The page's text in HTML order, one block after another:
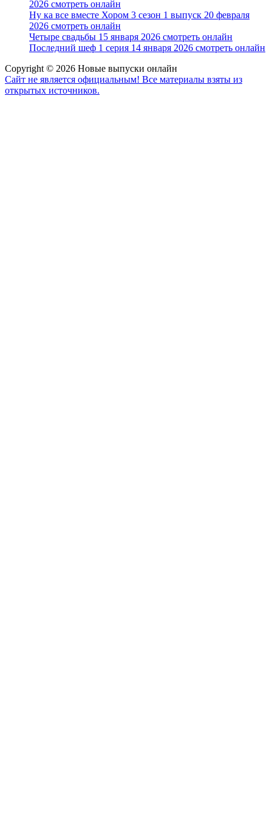
2026 смотреть онлайн
Ну ка все вместе Хором 3 сезон 1 выпуск 20 февраля
2026 смотреть онлайн
Четыре свадьбы 15 января 2026 смотреть онлайн
Последний шеф 1 серия 14 января 2026 смотреть онлайн
Copyright © 2026 Новые выпуски онлайн
Сайт не является официальным! Все материалы взяты из
открытых источников.